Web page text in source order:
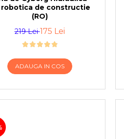
de constructie
(RO)
219 Lei175 Lei
ADAUGA IN COS